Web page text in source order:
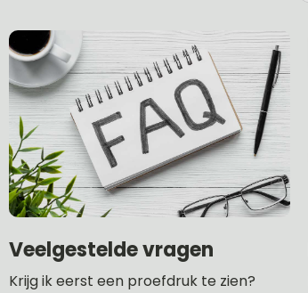
Veelgestelde vragen
Krijg ik eerst een proefdruk te zien?